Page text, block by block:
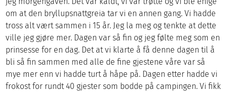
om at den bryllupsnattgreia tar vi en annen gang. Vi hadde
tross alt vært sammen i 15 år. Jeg la meg og tenkte at dette
ville jeg gjøre mer. Dagen var så fin og jeg følte meg som en
prinsesse for en dag. Det at vi klarte å få denne dagen til å
bli så fin sammen med alle de fine gjestene våre var så
mye mer enn vi hadde turt å håpe på. Dagen etter hadde vi
frokost for rundt 40 gjester som bodde på campingen. Vi fikk